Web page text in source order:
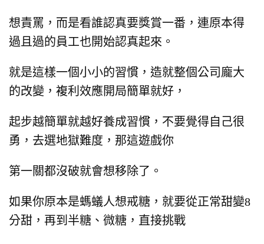
想責罵， 而是看誰認真要獎賞一番， 連原本得
過且過的員工也開始認真起來。
就是這樣一個小小的習慣， 造就整個公司龐大
的改變， 複利效應開局簡單就好，
起步越簡單就越好養成習慣， 不要覺得自己很
勇，去選地獄難度， 那這遊戲你
第一關都沒破就會想移除了。
如果你原本是螞蟻人想戒糖， 就要從正常甜變8
分甜，再到半糖、微糖， 直接挑戰